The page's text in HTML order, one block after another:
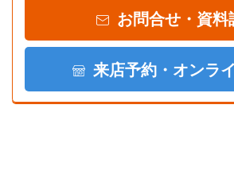
お問合せ・資料
来店予約・オンラ